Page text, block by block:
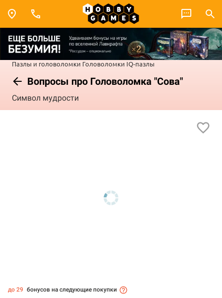
Пазлы и головоломки Головоломки IQ-пазлы
Вопросы про Головоломка "Сова"
Символ мудрости
до 29 бонусов на следующие покупки